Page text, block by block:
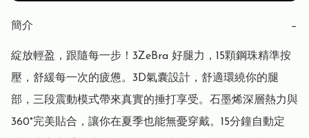
簡介 −
綻放輕盈，跟隨每一步！3ZeBra 好腿力，15顆鋼珠精準按
壓，舒緩每一次的疲憊。3D氣囊設計，舒適環繞你的腿
部，三段震動模式帶來真實的捶打享受。石墨烯深層熱力與
360°完美貼合，讓你在夏季也能無憂穿戴。15分鐘自動定